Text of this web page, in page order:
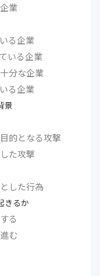
業
る企業
いる企業
分な企業
る企業
景
的となる攻撃
た攻撃
した行為
きるか
る
む